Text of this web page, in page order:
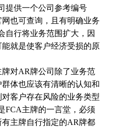
提供一个公司参考编号
也可查询，且有明确业务
自行将业务范围扩大，因
就是使客户经济受损的原
对AR牌公司除了业务范
体也应该有清晰的认知和
客户存在风险的业务类型
FCA主牌的一言堂，必须
主牌自行指定的AR牌都